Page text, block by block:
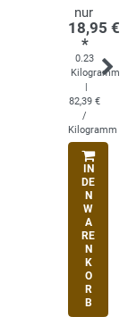
18,95 €
*
0.23
Kilogramm
82,39 €
/
Kilogramm
IN
DE
N
W
A
RE
N
K
O
R
B